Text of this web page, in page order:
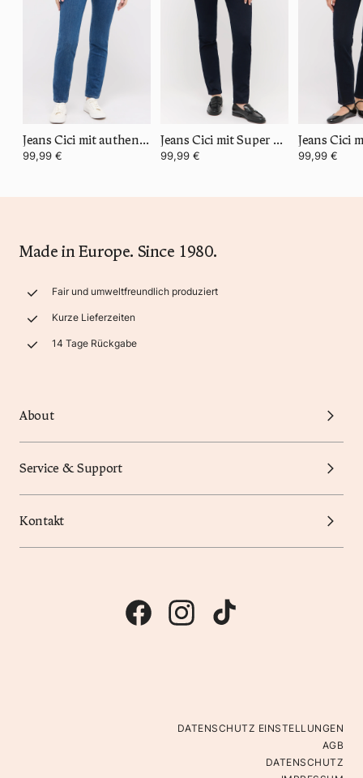
Jeans Cici mit authentischem Denim
99,99 €
Jeans Cici mit Super Stretch Denim
99,99 € 99,99 €
Made in Europe. Since 1980.
Fair und umweltfreundlich produziert
Kurze Lieferzeiten
14 Tage Rückgabe
About
Service & Support
Kontakt
DATENSCHUTZ EINSTELLUNGEN
AGB
DATENSCHUTZ